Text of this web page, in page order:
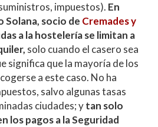
impuestos). En
Solana, socio de Cremades y
a la hostelería se limitan a
solo cuando el casero sea
significa que la mayoría de los
a este caso. No ha
salvo algunas tasas
ciudades; ytan solo
los pagos a la Seguridad